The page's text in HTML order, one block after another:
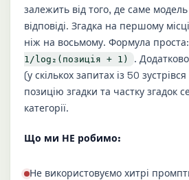
залежить від того, де саме
відповіді. Згадка на першому
ніж на восьмому. Формула проста:
1/log₂(позиція + 1)
.
(у скількох запитах із 50
позицію згадки та частку згадок
категорії.
Що ми НЕ робимо:
Не використовуємо хитрі